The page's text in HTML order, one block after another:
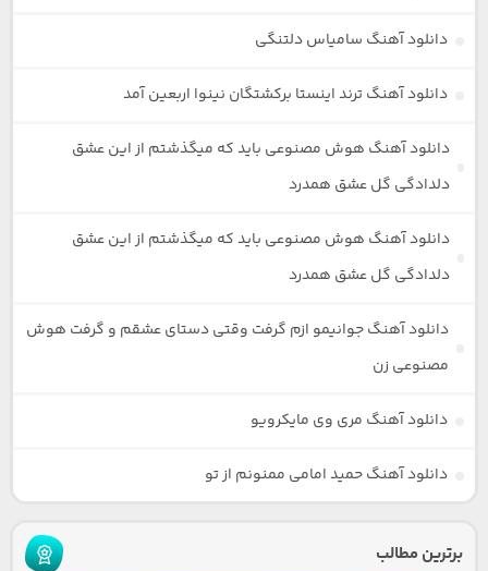
دانلود آهنگ سامیاس دلتنگی
دانلود آهنگ ترند اینستا برکشتگان نینوا اربعین آمد
دانلود آهنگ هوش مصنوعی باید که میگذشتم از این عشق
دلدادگی گل عشق همدرد
دانلود آهنگ هوش مصنوعی باید که میگذشتم از این عشق
دلدادگی گل عشق همدرد
دانلود آهنگ جوانیمو ازم گرفت وقتی دستای عشقم و گرفت هوش
مصنوعی زن
دانلود آهنگ مری وی مایکرویو
دانلود آهنگ حمید امامی ممنونم از تو
برترین مطالب